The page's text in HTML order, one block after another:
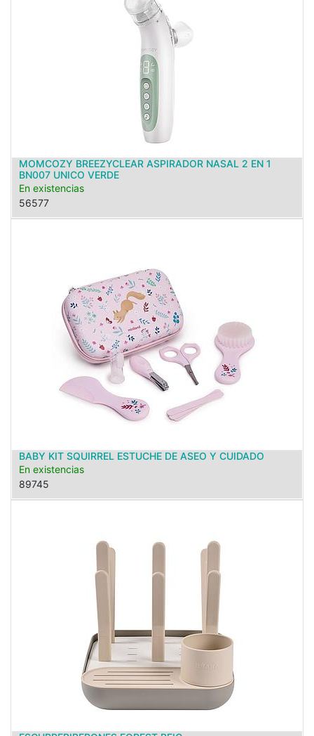
MOMCOZY BREEZYCLEAR ASPIRADOR NASAL 2 EN 1
BN007 UNICO VERDE
En existencias
56577
BABY KIT SQUIRREL ESTUCHE DE ASEO Y CUIDADO
En existencias
89745